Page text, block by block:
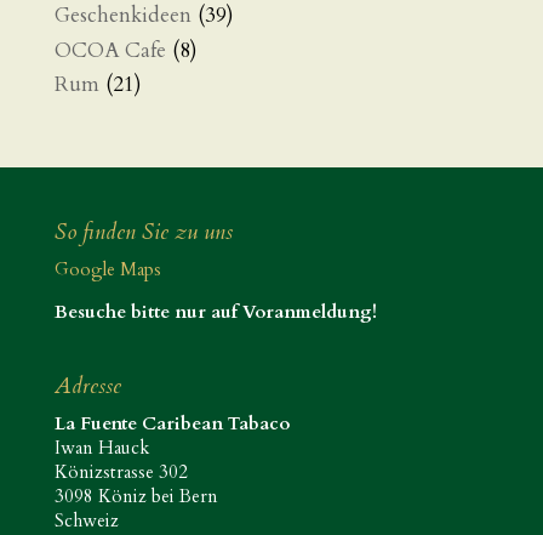
Geschenkideen (39)
OCOA Cafe (8)
Rum (21)
So finden Sie zu uns
Google Maps
Besuche bitte nur auf Voranmeldung!
Adresse
La Fuente Caribean Tabaco
Iwan Hauck
Könizstrasse 302
3098 Köniz bei Bern
Schweiz